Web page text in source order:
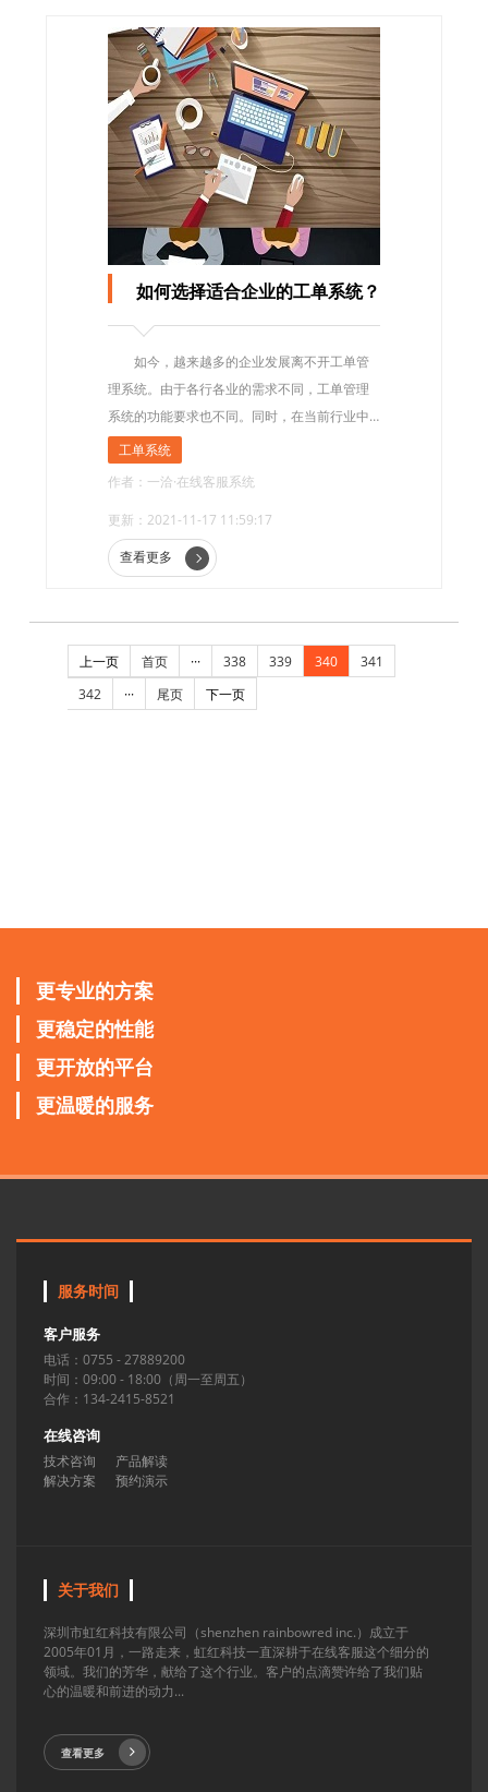
如何选择适合企业的工单系统？
如今，越来越多的企业发展离不开工单管
理系统。由于各行各业的需求不同，工单管理
系统的功能要求也不同。同时，在当前行业中
有许多具有不同优势的工单管理系统服务提供
工单系统
作者：一洽·在线客服系统
更新：2021-11-17 11:59:17
查看更多
上一页 首页 ··· 338 339 340
341
342
··· 尾页 下一页
更专业的方案
更稳定的性能
更开放的平台
更温暖的服务
服务时间
客户服务
电话：0755 - 27889200
时间：09:00 - 18:00（周一至周五）
合作：134-2415-8521
在线咨询
技术咨询
产品解读
解决方案
预约演示
关于我们
深圳市虹红科技有限公司（shenzhen rainbowred inc.）成立于
2005年01月，一路走来，虹红科技一直深耕于在线客服这个细分的
领域。我们的芳华，献给了这个行业。客户的点滴赞许给了我们贴
心的温暖和前进的动力...
查看更多